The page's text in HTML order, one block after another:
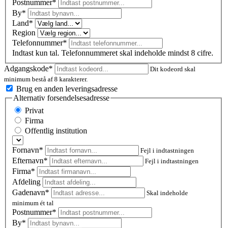
Postnummer*
By*
Land*
Region
Telefonnummer*
Indtast kun tal. Telefonnummeret skal indeholde mindst 8 cifre.
Adgangskode*
Dit kodeord skal
minimum bestå af 8 karakterer.
Brug en anden leveringsadresse
Alternativ forsendelsesadresse
Privat
Firma
Offentlig institution
Fornavn* Fejl i indtastningen
Efternavn* Fejl i indtastningen
Firma*
Afdeling
Gadenavn*
Skal indeholde
minimum ét tal
Postnummer*
By*